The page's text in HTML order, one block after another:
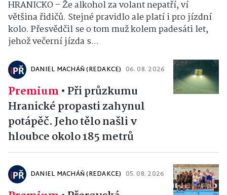
HRANICKO – Že alkohol za volant nepatří, ví
většina řidičů. Stejné pravidlo ale platí i pro jízdní
kolo. Přesvědčil se o tom muž kolem padesáti let,
jehož večerní jízda s...
DANIEL MACHÁŇ (REDAKCE) 06. 08. 2026
Premium • Při průzkumu
Hranické propasti zahynul
potápěč. Jeho tělo našli v
hloubce okolo 185 metrů
DANIEL MACHÁŇ (REDAKCE) 05. 08. 2026